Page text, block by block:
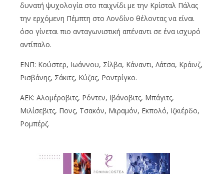
δυνατή ψυχολογία στο παιχνίδι με την Κρίσταλ Πάλας
την ερχόμενη Πέμπτη στο Λονδίνο θέλοντας να είναι
όσο γίνεται πιο ανταγωνιστική απέναντι σε ένα ισχυρό
αντίπαλο.
ΕΝΠ: Κούστερ, Ιωάννου, Σίλβα, Κάναντι, Λάτσα, Κράινζ,
Ρισβάνης, Σάκιτς, Κύζας, Ροντρίγκο.
ΑΕΚ: Αλομέροβιτς, Ρόντεν, Ιβάνοβιτς, Μπάγιτς,
Μιλίσεβιτς, Πονς, Τσακόν, Μιραμόν, Εκπολό, Ιζκιέρδο,
Ρομπέρζ.